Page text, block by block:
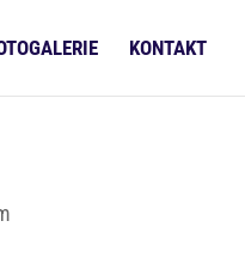
KONTAKT